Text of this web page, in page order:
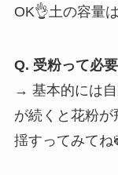
OK👌土の容量
Q. 受粉って必要
→ 基本的には
が続くと花粉が
揺すってみてね